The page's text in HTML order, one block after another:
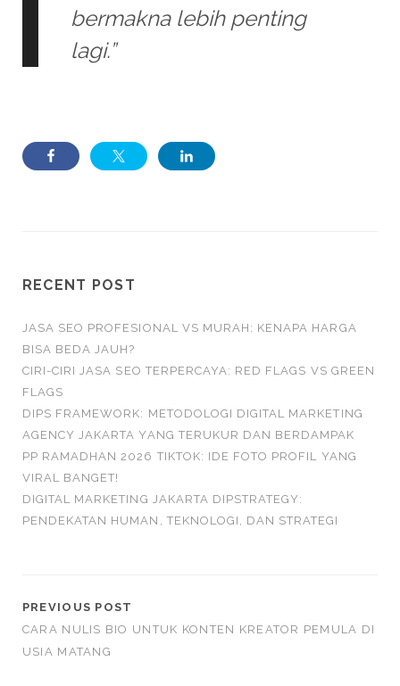
bermakna lebih penting
lagi.”
RECENT POST
JASA SEO PROFESIONAL VS MURAH: KENAPA HARGA
BISA BEDA JAUH?
CIRI-CIRI JASA SEO TERPERCAYA: RED FLAGS VS GREEN
FLAGS
DIPS FRAMEWORK: METODOLOGI DIGITAL MARKETING
AGENCY JAKARTA YANG TERUKUR DAN BERDAMPAK
PP RAMADHAN 2026 TIKTOK: IDE FOTO PROFIL YANG
VIRAL BANGET!
DIGITAL MARKETING JAKARTA DIPSTRATEGY:
PENDEKATAN HUMAN, TEKNOLOGI, DAN STRATEGI
PREVIOUS POST
CARA NULIS BIO UNTUK KONTEN KREATOR PEMULA DI
USIA MATANG